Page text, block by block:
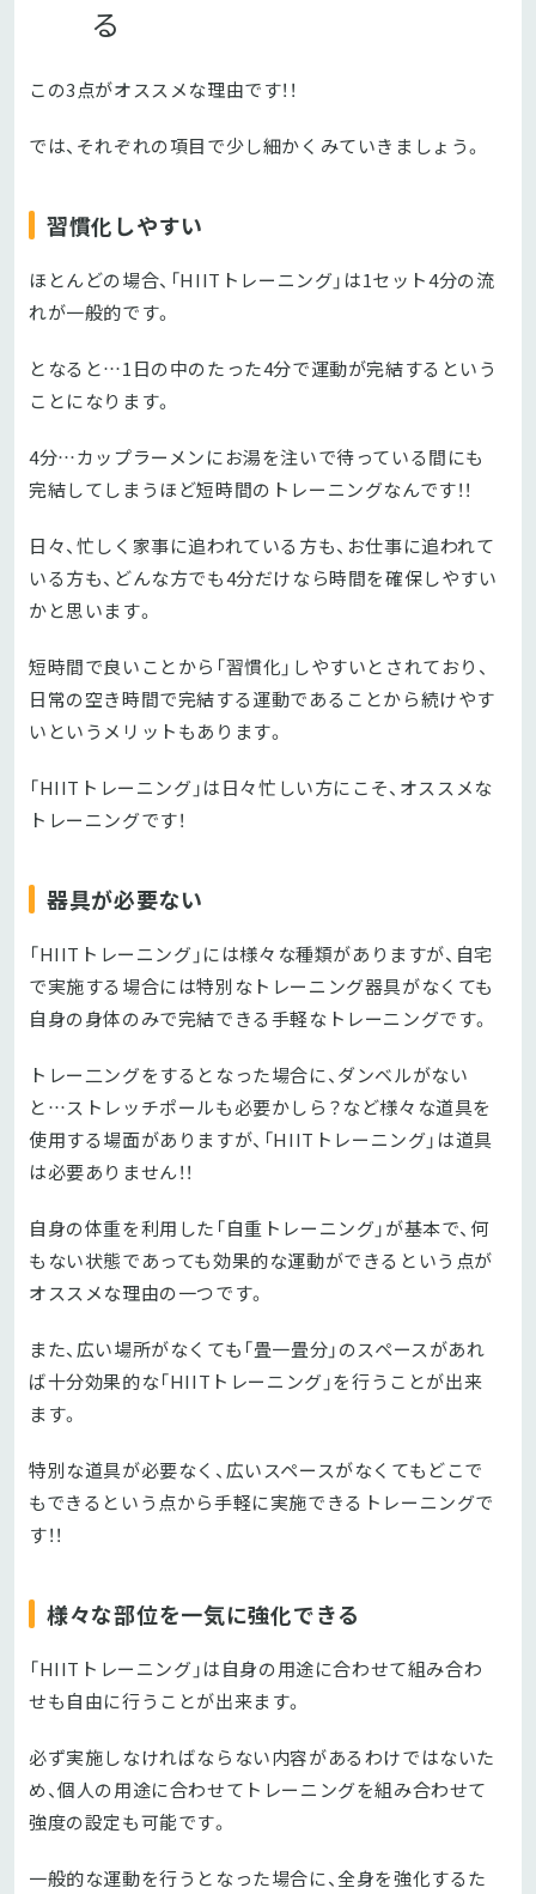
る
この3点がオススメな理由です！！
では、それぞれの項目で少し細かくみていきましょう。
習慣化しやすい
ほとんどの場合、「HIITトレーニング」は1セット4分の流
れが一般的です。
となると…1日の中のたった4分で運動が完結するという
ことになります。
4分…カップラーメンにお湯を注いで待っている間にも
完結してしまうほど短時間のトレーニングなんです！！
日々、忙しく家事に追われている方も、お仕事に追われて
いる方も、どんな方でも4分だけなら時間を確保しやすい
かと思います。
短時間で良いことから「習慣化」しやすいとされており、
日常の空き時間で完結する運動であることから続けやす
いというメリットもあります。
「HIITトレーニング」は日々忙しい方にこそ、オススメな
トレーニングです！
器具が必要ない
「HIITトレーニング」には様々な種類がありますが、自宅
で実施する場合には特別なトレーニング器具がなくても
自身の身体のみで完結できる手軽なトレーニングです。
トレー二ングをするとなった場合に、ダンベルがない
と…ストレッチポールも必要かしら？など様々な道具を
使用する場面がありますが、「HIITトレーニング」は道具
は必要ありません！！
自身の体重を利用した「自重トレーニング」が基本で、何
もない状態であっても効果的な運動ができるという点が
オススメな理由の一つです。
また、広い場所がなくても「畳一畳分」のスペースがあれ
ば十分効果的な「HIITトレーニング」を行うことが出来
ます。
特別な道具が必要なく、広いスペースがなくてもどこで
もできるという点から手軽に実施できるトレーニングで
す！！
様々な部位を一気に強化できる
「HIITトレーニング」は自身の用途に合わせて組み合わ
せも自由に行うことが出来ます。
必ず実施しなければならない内容があるわけではないた
め、個人の用途に合わせてトレーニングを組み合わせて
強度の設定も可能です。
一般的な運動を行うとなった場合に、全身を強化するた